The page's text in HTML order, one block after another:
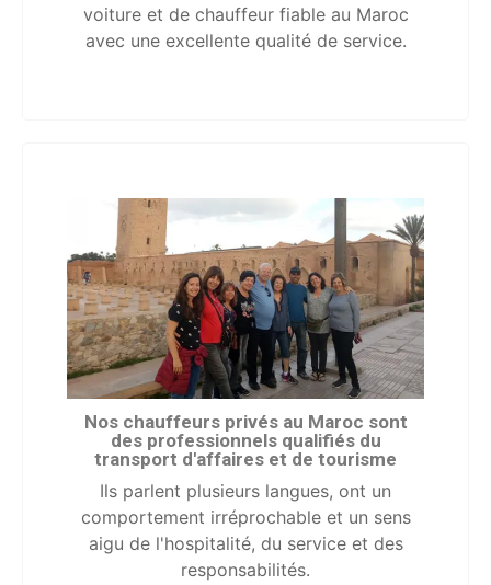
voiture et de chauffeur fiable au Maroc
avec une excellente qualité de service.
Nos chauffeurs privés au Maroc sont
des professionnels qualifiés du
transport d'affaires et de tourisme
Ils parlent plusieurs langues, ont un
comportement irréprochable et un sens
aigu de l'hospitalité, du service et des
responsabilités.